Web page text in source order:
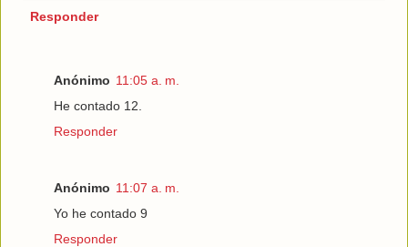
Responder
Anónimo 11:05 a. m.
He contado 12.
Responder
Anónimo 11:07 a. m.
Yo he contado 9
Responder